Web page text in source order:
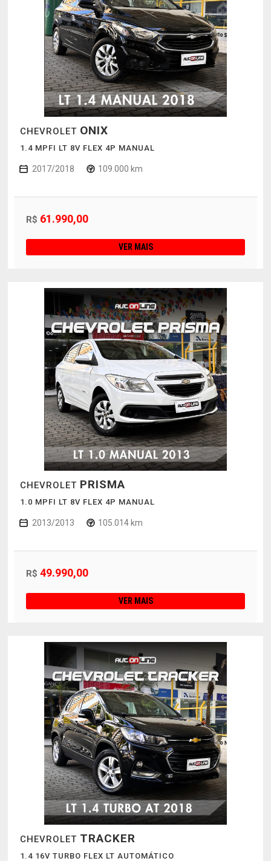
CHEVROLET ONIX
1.4 MPFI LT 8V FLEX 4P MANUAL
2017/2018 109.000 km
R$ 61.990,00
VER MAIS
CHEVROLET PRISMA
1.0 MPFI LT 8V FLEX 4P MANUAL
2013/2013 105.014 km
R$ 49.990,00
VER MAIS
CHEVROLET TRACKER
1.4 16V TURBO FLEX LT AUTOMÁTICO